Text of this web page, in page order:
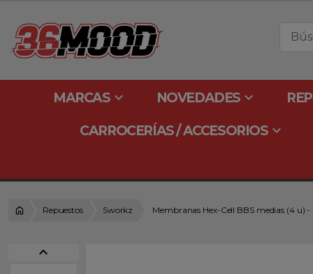
MARCASkeyboard_arrow_down NOVEDADES keyboard_arrow_down
CARROCERÍAS / ACCESORIOSkeyboard_arrow_down
Repuestos Sworkz Membranas Hex-Cell BBS medias (4 u)
expand_less